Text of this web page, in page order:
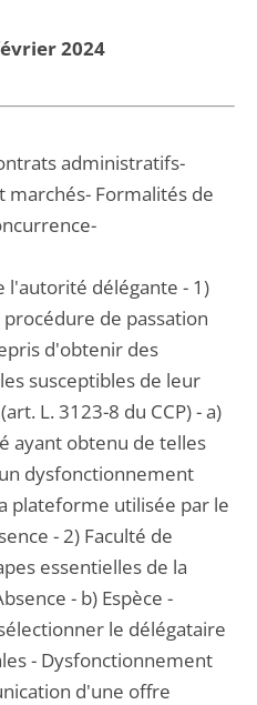
2024
administratifs-
marchés- Formalités de
l'autorité délégante - 1)
de passation
d'obtenir des
susceptibles de leur
L. 3123-8 du CCP) - a)
ayant obtenu de telles
dysfonctionnement
plateforme utilisée par le
- 2) Faculté de
essentielles de la
- b) Espèce -
le délégataire
- Dysfonctionnement
d'une offre